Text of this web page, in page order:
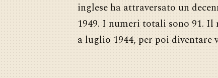
inglese ha attraversato un
1949. I numeri totali sono 91.
a luglio 1944, per poi